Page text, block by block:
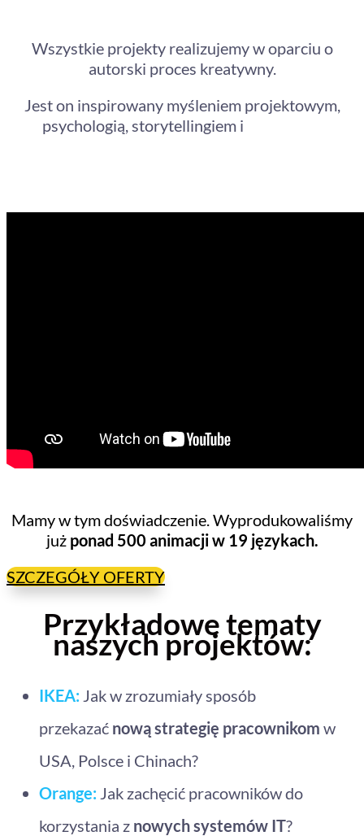
Wszystkie projekty realizujemy w oparciu o
autorski proces kreatywny.
Jest on inspirowany myśleniem projektowym,
psychologią, storytellingiem i
Mamy w tym doświadczenie. Wyprodukowaliśmy
już ponad 500 animacji w 19 językach.
SZCZEGÓŁY OFERTY
Przykładowe tematy
naszych projektów:
IKEA: Jak w zrozumiały sposób
przekazać nową strategię pracownikom w
USA, Polsce i Chinach?
Orange: Jak zachęcić pracowników do
korzystania z nowych systemów IT?